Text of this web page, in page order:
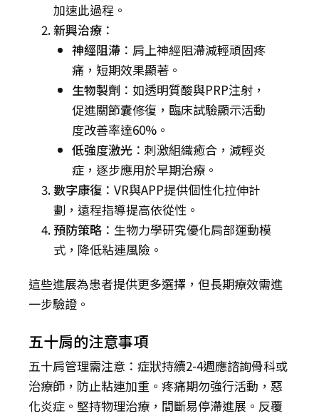
加速此過程。
新興治療 ：
神經阻滯 ：肩上神經阻滯減輕頑固疼
痛，短期效果顯著。
生物製劑 ：如透明質酸與PRP注射，
促進關節囊修復，臨床試驗顯示活動
度改善率達60%。
低強度激光：刺激組織癒合，減輕炎
症，逐步應用於早期治療。
數字康復 ：VR與APP提供個性化拉伸計
劃，遠程指導提高依從性。
預防策略 ：生物力學研究優化肩部運動模
式，降低粘連風險。
這些進展為患者提供更多選擇，但長期療效需進
一步驗證。
五十肩的注意事項
五十肩管理需注意：症狀持續2-4週應諮詢骨科或
治療師，防止粘連加重。疼痛期勿強行活動，惡
化炎症。堅持物理治療，間斷易停滯進展。反覆